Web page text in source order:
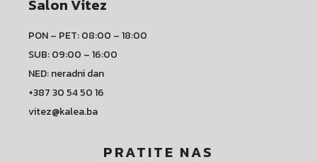
Salon Vitez
PON – PET: 08:00 – 18:00
SUB: 09:00 – 16:00
NED: neradni dan
+387 30 54 50 16
vitez@kalea.ba
PRATITE NAS